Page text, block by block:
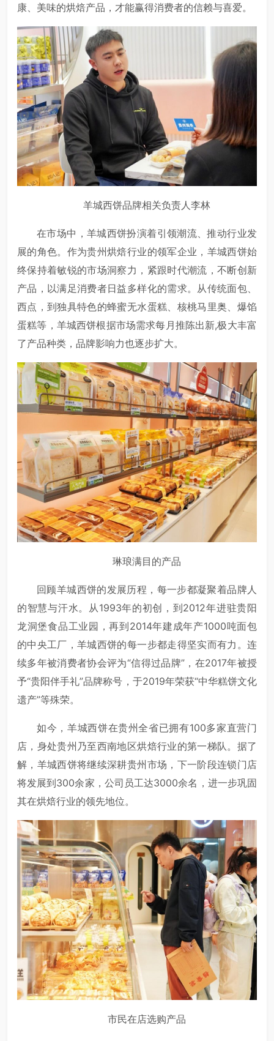
康、美味的烘焙产品，才能赢得消费者的信赖与喜爱。
羊城西饼品牌相关负责人李林
在市场中，羊城西饼扮演着引领潮流、推动行业发
展的角色。作为贵州烘焙行业的领军企业，羊城西饼始
终保持着敏锐的市场洞察力，紧跟时代潮流，不断创新
产品，以满足消费者日益多样化的需求。从传统面包、
西点，到独具特色的蜂蜜无水蛋糕、核桃马里奥、爆馅
蛋糕等，羊城西饼根据市场需求每月推陈出新,极大丰富
了产品种类，品牌影响力也逐步扩大。
琳琅满目的产品
回顾羊城西饼的发展历程，每一步都凝聚着品牌人
的智慧与汗水。从1993年的初创，到2012年进驻贵阳
龙洞堡食品工业园，再到2014年建成年产1000吨面包
的中央工厂，羊城西饼的每一步都走得坚实而有力。连
续多年被消费者协会评为“信得过品牌”，在2017年被授
予“贵阳伴手礼”品牌称号，于2019年荣获“中华糕饼文化
遗产”等殊荣。
如今，羊城西饼在贵州全省已拥有100多家直营门
店，身处贵州乃至西南地区烘焙行业的第一梯队。据了
解，羊城西饼将继续深耕贵州市场，下一阶段连锁门店
将发展到300余家，公司员工达3000余名，进一步巩固
其在烘焙行业的领先地位。
市民在店选购产品